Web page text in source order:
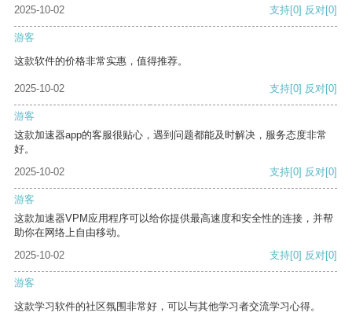
2025-10-02 支持[0] 反对[0]
游客
这款软件的价格非常实惠，值得推荐。
2025-10-02 支持[0] 反对[0]
游客
这款加速器app的客服很贴心，遇到问题都能及时解决，服务态度非常
好。
2025-10-02
支持[0] 反对[0]
游客
这款加速器VPM应用程序可以给你提供最高速度和安全性的连接，并帮
助你在网络上自由移动。
2025-10-02
支持[0] 反对[0]
游客
这款学习软件的社区氛围非常好，可以与其他学习者交流学习心得。